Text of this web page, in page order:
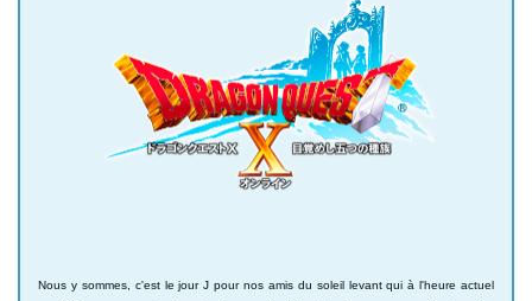
Nous y sommes, c'est le jour J pour nos amis du soleil levant qui à l'heure actuel